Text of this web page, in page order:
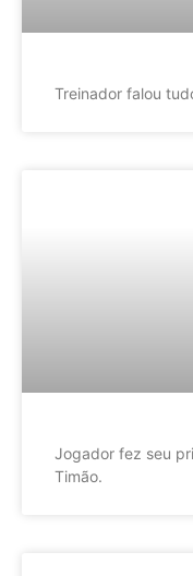
Treinador falou
Jogador fez seu
Timão.